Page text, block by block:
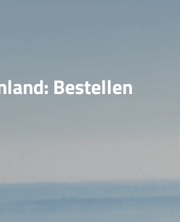
Bestellen